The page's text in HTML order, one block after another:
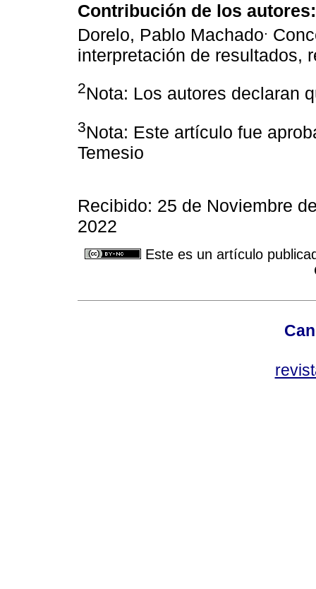
Contribución de los autores:
Dorelo, Pablo Machado.
interpretación de resultados,
2Nota: Los autores declaran
3Nota: Este artículo fue
Temesio
Recibido: 25 de Noviembre
2022
Este es un artículo